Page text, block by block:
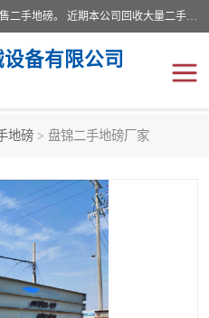
本公司常年出售回收二手地磅，回收出售二手地磅。 近期本公司回收大量二手地磅，型号齐全，宽度从2米到3.5米，长度5米到25米，承重吨位从10到200吨，成色7—9成新。 ? 使用年限6个月至2年，产品来源于个人闲置品，工矿企业停用品，因小换大而来。 精准度和新的一样， 二手地磅是内行人的选择，打个电话就省钱朋友您好等什么
备有限公司
地磅 > 盘锦二手地磅厂家
废纸打包机
食品烘干机
输送机